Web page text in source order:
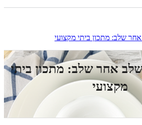
שלב: מתכון ביתי מקצועי
אחר שלב: מתכון ביתי
מקצועי